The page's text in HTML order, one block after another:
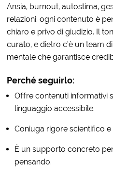
Ansia, burnout, autostima,
relazioni: ogni contenuto è
chiaro e privo di giudizio. Il
curato, e dietro c’è un team
mentale che garantisce
Perché seguirlo:
Offre contenuti informativi
linguaggio accessibile.
Coniuga rigore scientifico
È un supporto concreto
pensando.